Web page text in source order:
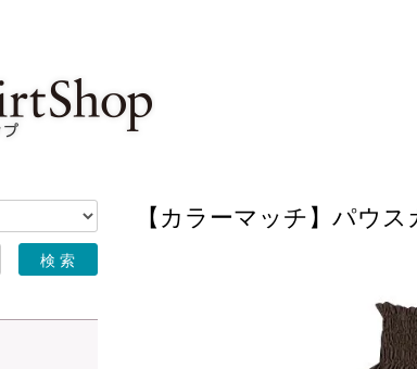
【カラーマッチ】パウ